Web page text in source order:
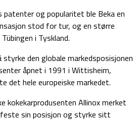
patenter og popularitet ble Beka en
stod for tur, og en større
i Tyskland.
den globale markedsposisjonen
åpnet i 1991 i Wittisheim,
det hele europeiske markedet.
kokekarprodusenten Allinox merket
sin posisjon og styrke sitt